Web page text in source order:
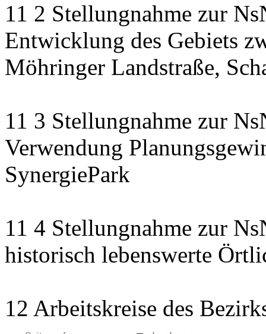
11 2 Stellungnahme zur
Entwicklung des Gebiets
Möhringer Landstraße,
11 3 Stellungnahme zur
Verwendung
SynergiePark
11 4 Stellungnahme zur
historisch lebenswerte
12 Arbeitskreise des